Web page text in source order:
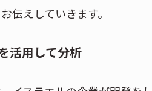
伝えしていきます。
活用して分析